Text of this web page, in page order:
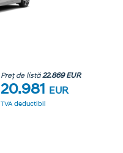
Preț de listă22.869 EUR
20.981 EUR
TVA deductibil